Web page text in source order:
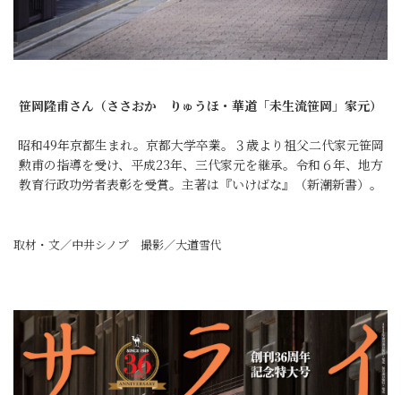
笹岡隆甫さん（ささおか りゅうほ・華道「未生流笹岡」家元）
昭和49年京都生まれ。京都大学卒業。３歳より祖父二代家元笹岡
勲甫の指導を受け、平成23年、三代家元を継承。令和６年、地方
教育行政功労者表彰を受賞。主著は『いけばな』（新潮新書）。
取材・文／中井シノブ 撮影／大道雪代